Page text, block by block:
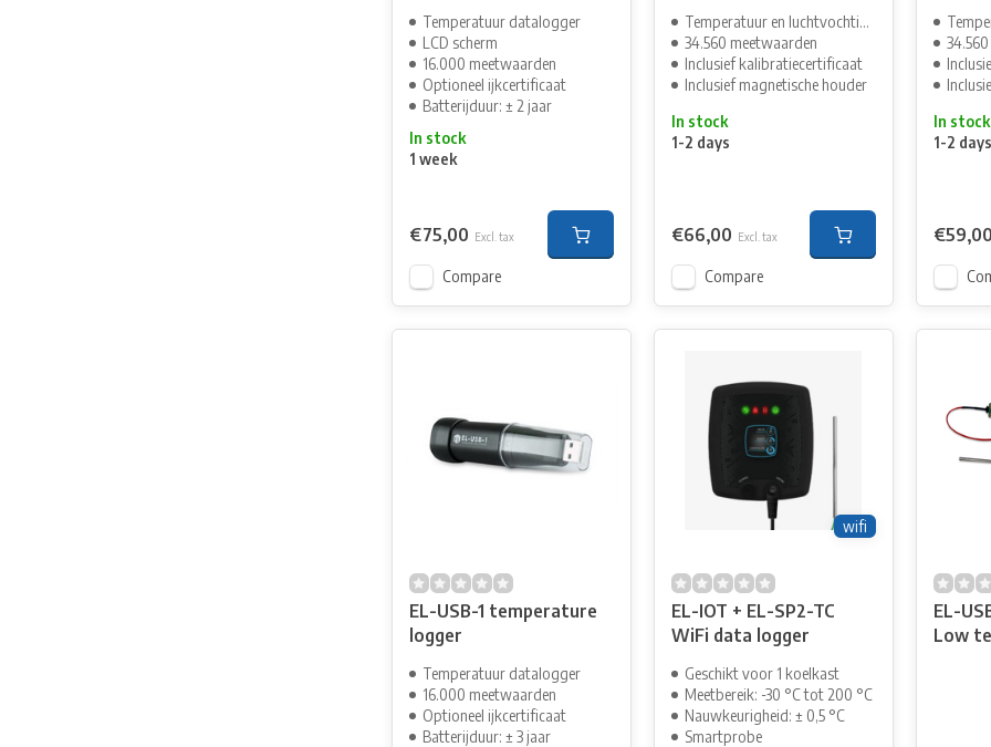
Temperatuur datalogger
LCD scherm
16.000 meetwaarden
Optioneel ijkcertificaat
Batterijduur: ± 2 jaar
In stock
1 week
€75,00 Excl. tax
Compare
Temperatuur en luchtvochtigheid
34.560 meetwaarden
Inclusief kalibratiecertificaat
Inclusief magnetische houder
In stock
1-2 days
€66,00 Excl. tax
Compare
In stock
1-2 days
€59,00
EL-USB-1 temperature
logger
Temperatuur datalogger
16.000 meetwaarden
Optioneel ijkcertificaat
Batterijduur: ± 3 jaar
wifi
EL-IOT + EL-SP2-TC
WiFi data logger
Geschikt voor 1 koelkast
Meetbereik: -30 °C tot 200 °C
Nauwkeurigheid: ± 0,5 °C
Smartprobe
EL-
Low